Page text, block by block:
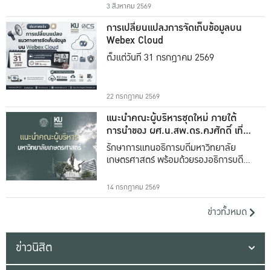
3 สิงหาคม 2569
การเปลี่ยนแปลงการจัดเก็บข้อมูลบน
Webex Cloud
ตั้งแต่วันที่ 31 กรกฎาคม 2569
22 กรกฎาคม 2569
แนะนำคณะผู้บริหารชุดใหม่ ภายใต้
การนำของ ผศ.น.สพ.ดร.คงศักดิ์ เที่ยง
ธรรม
รักษาการแทนอธิการบดีมหาวิทยาลัย
เกษตรศาสตร์ พร้อมด้วยรองอธิการบดีทั้ง
14 กรกฎาคม 2569
ข่าวทั้งหมด
ข่าวนิสิต